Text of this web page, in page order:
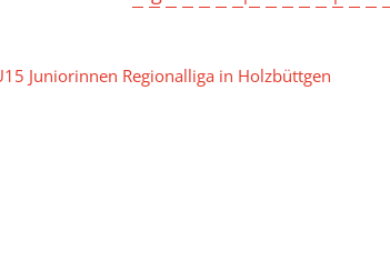
Juniorinnen Regionalliga in Holzbüttgen